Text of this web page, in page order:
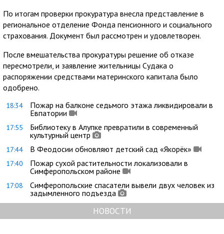
По итогам проверки прокуратура внесла представление в
региональное отделение Фонда пенсионного и социального
страхования. Документ был рассмотрен и удовлетворен.
После вмешательства прокуратуры решение об отказе
пересмотрели, и заявление жительницы Судака о
распоряжении средствами материнского капитала было
одобрено.
18:34
Пожар на балконе седьмого этажа ликвидировали в
Евпатории
17:55
Библиотеку в Алупке превратили в современный
культурный центр
17:44 В Феодосии обновляют детский сад «Якорёк»
17:40
Пожар сухой растительности локализовали в
Симферопольском районе
17:08
Симферопольские спасатели вывели двух человек из
задымленного подъезда
НОВОСТИ